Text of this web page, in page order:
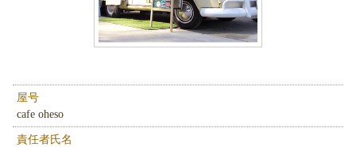
屋号
cafe oheso
責任者氏名